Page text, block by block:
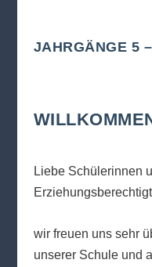
JAHRGÄNGE 5
Liebe Schülerinnen
wir freuen uns sehr
unserer Schule und